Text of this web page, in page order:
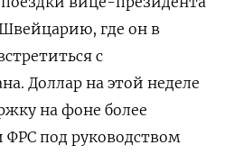
где он в
с
Доллар на этой неделе
на фоне ‌более
под руководством